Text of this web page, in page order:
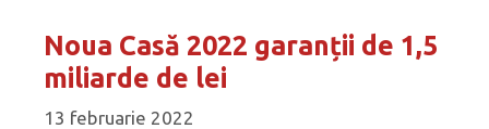
Noua Casă 2022 garanții de 1,5
miliarde de lei
13 februarie 2022